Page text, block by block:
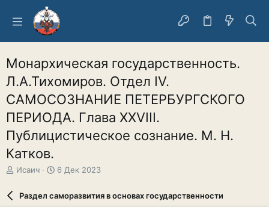
Монархическая государственность.
Л.А.Тихомиров. Отдел IV.
САМОСОЗНАНИЕ ПЕТЕРБУРГСКОГО
ПЕРИОДА. Глава XXVIII.
Публицистическое сознание. М. Н.
Катков.
А
о
Исаич
Д
а
6 Дек 2023
Раздел саморазвития в основах государственности